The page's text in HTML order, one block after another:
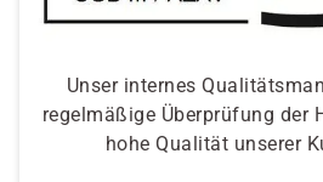
Unser internes
regelmäßige Überprüfung der
hohe Qualität unserer